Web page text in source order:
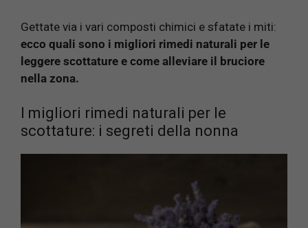
Gettate via i vari composti chimici e sfatate i miti:
ecco quali sono i migliori rimedi naturali per le
leggere scottature e come alleviare il bruciore
nella zona.
I migliori rimedi naturali per le
scottature: i segreti della nonna